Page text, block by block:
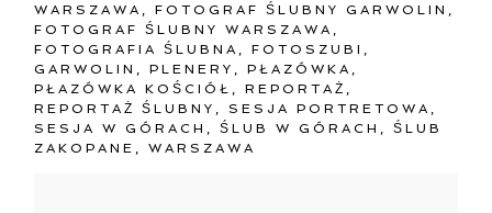
WARSZAWA ,FOTOGRAF ŚLUBNY GARWOLIN ,
FOTOGRAF ŚLUBNY WARSZAWA ,
FOTOGRAFIA ŚLUBNA ,FOTOSZUBI ,
GARWOLIN ,PLENERY ,PŁAZÓWKA ,
PŁAZÓWKA KOŚCIÓŁ ,REPORTAŻ ,
REPORTAŻ ŚLUBNY , SESJA PORTRETOWA ,
SESJA W GÓRACH ,ŚLUB W GÓRACH ,ŚLUB
ZAKOPANE ,WARSZAWA